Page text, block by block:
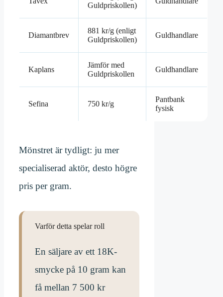
Guldpriskollen)
Diamantbrev
881 kr/g (enligt
Guldpriskollen)
Guldhandlare
Kaplans
Jämför med
Guldpriskollen
Guldhandlare
Sefina 750 kr/g
Pantbank
fysisk
Mönstret är tydligt: ju mer
specialiserad aktör, desto högre
pris per gram.
Varför detta spelar roll
En säljare av ett 18K-
smycke på 10 gram kan
få mellan 7 500 kr